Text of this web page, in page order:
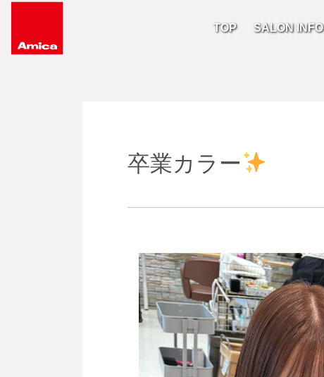
Main Navigation TOP SALON INFO
卒業カラー